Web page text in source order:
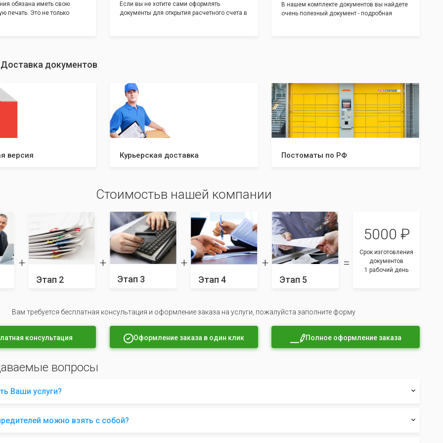
обязана иметь свою
печать. Это не только
из нашего каталога.
Если вы не хотите сами оформлять
документы для открытия расчетного счета в
В нашем комплекте документов вы найдете
очень полезный документ - подробная
случае отказа. С данной инструкцией вы
будете знать все шаги, что даст вам
уверенность в прохождении регистрации
вашей компании!
документов
версия Курьерская доставка Постоматы по РФ
Стоимостьв нашей компании
Этап 2 Этап 3 Этап 4 Этап 5
5000 ₽
Срок изготовления
документов
1 рабочий день
Вам требуется бесплатная консультация и оформление заказа на услуги, пожалуйста заполните форму
консультация Оформление заказа в один клик Полное оформление заказа
вопросы
Ваши услуги?
можно взять с собой?